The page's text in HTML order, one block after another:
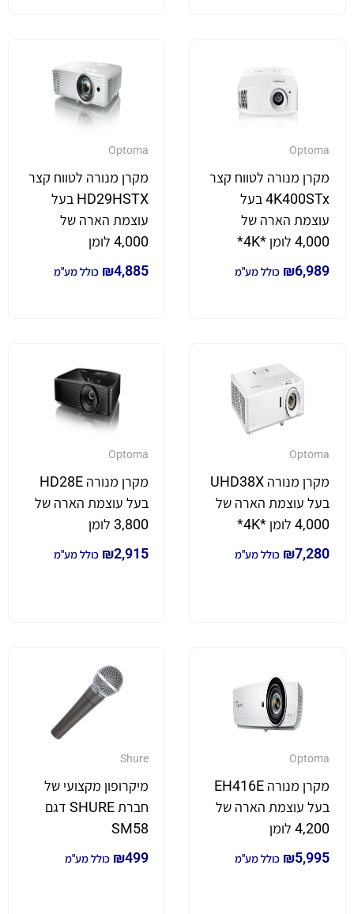
Optoma
מקרן מנורה לטווח קצר
4K400STx בעל
עוצמת הארה של
4,000 לומן *4K*
₪6,989 כולל מע"מ
Optoma
מקרן מנורה לטווח קצר
HD29HSTX בעל
עוצמת הארה של
4,000 לומן
₪4,885 כולל מע"מ
Optoma
מקרן מנורה UHD38X
בעל עוצמת הארה של
4,000 לומן *4K*
₪7,280 כולל מע"מ
Optoma
מקרן מנורה HD28E
בעל עוצמת הארה של
3,800 לומן
₪2,915 כולל מע"מ
Optoma
מקרן מנורה EH416E
בעל עוצמת הארה של
4,200 לומן
₪5,995 כולל מע"מ
Shure
מיקרופון מקצועי של
חברת SHURE דגם
SM58
₪499 כולל מע"מ